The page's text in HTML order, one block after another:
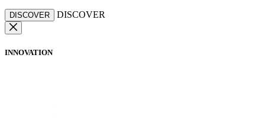
DISCOVER DISCOVER
INNOVATION